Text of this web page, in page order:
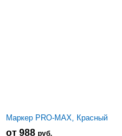
Маркер PRO-MAX, Красный
от 988 руб.